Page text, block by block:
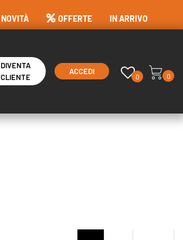
NOVITÀ OFFERTE IN ARRIVO
DIVENTA
CLIENTE
ACCEDI
0 0